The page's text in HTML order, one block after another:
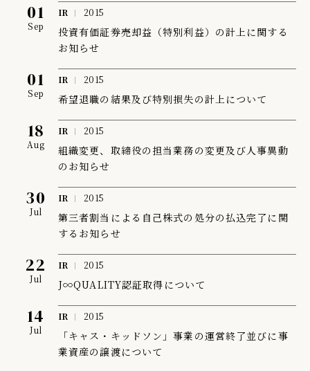
01
Sep
IR 2015
投資有価証券売却益（特別利益）の計上に関する
お知らせ
01
Sep
IR 2015
希望退職の結果及び特別損失の計上について
18
Aug
IR 2015
組織変更、取締役の担当業務の変更及び人事異動
のお知らせ
30
Jul
IR 2015
第三者割当による自己株式の処分の払込完了に関
するお知らせ
22
Jul
IR 2015
J∞QUALITY認証取得について
14
Jul
IR 2015
「キャス・キッドソン」事業の運営終了並びに事
業資産の譲渡について